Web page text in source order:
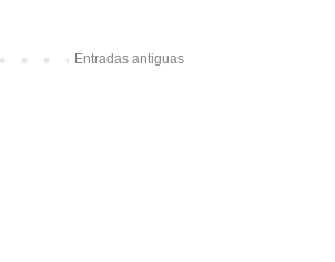
Entradas antiguas